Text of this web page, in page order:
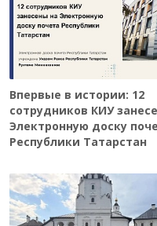
Впервые в истории: 12
сотрудников КИУ
Электронную доску
Республики Татарстан